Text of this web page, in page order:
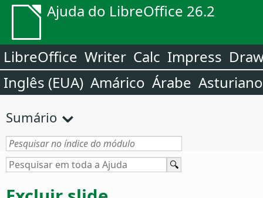
Ajuda do LibreOffice 26.2
LibreOffice Writer Calc Impress
Inglês (EUA) Amárico Árabe Asturiano
Sumário